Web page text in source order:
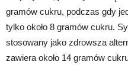
gramów cukru, podczas gdy
tylko około 8 gramów cukru.
stosowany jako zdrowsza
zawiera około 14 gramów